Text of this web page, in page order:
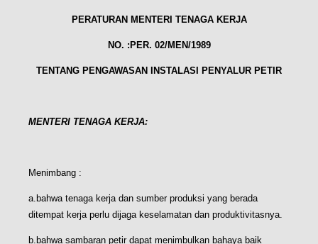
PERATURAN MENTERI TENAGA KERJA
NO. :PER. 02/MEN/1989
TENTANG PENGAWASAN INSTALASI PENYALUR PETIR
MENTERI TENAGA KERJA:
Menimbang :
a.bahwa tenaga kerja dan sumber produksi yang berada
ditempat kerja perlu dijaga keselamatan dan produktivitasnya.
b.bahwa sambaran petir dapat menimbulkan bahaya baik